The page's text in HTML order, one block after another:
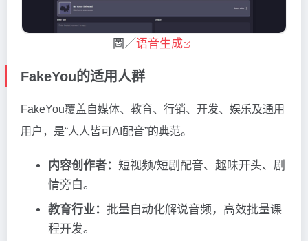
圖／语音生成
FakeYou的适用人群
FakeYou覆盖自媒体、教育、行销、开发、娱乐及通用
用户，是“人人皆可AI配音”的典范。
内容创作者： 短视频/短剧配音、趣味开头、剧
情旁白。
教育行业： 批量自动化解说音频，高效批量课
程开发。